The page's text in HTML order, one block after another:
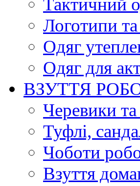
Тактичний
Логотипи
Одяг
Одяг для
ВЗУТТЯ
Черевики
Туфлі,
Чоботи
Взуття